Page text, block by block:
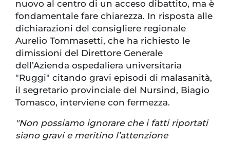
nuovo al centro di un acceso dibattito, ma è
fondamentale fare chiarezza. In risposta alle
dichiarazioni del consigliere regionale
Aurelio Tommasetti, che ha richiesto le
dimissioni del Direttore Generale
dell’Azienda ospedaliera universitaria
"Ruggi" citando gravi episodi di malasanità,
il segretario provinciale del Nursind, Biagio
Tomasco, interviene con fermezza.
"Non possiamo ignorare che i fatti riportati
siano gravi e meritino l’attenzione